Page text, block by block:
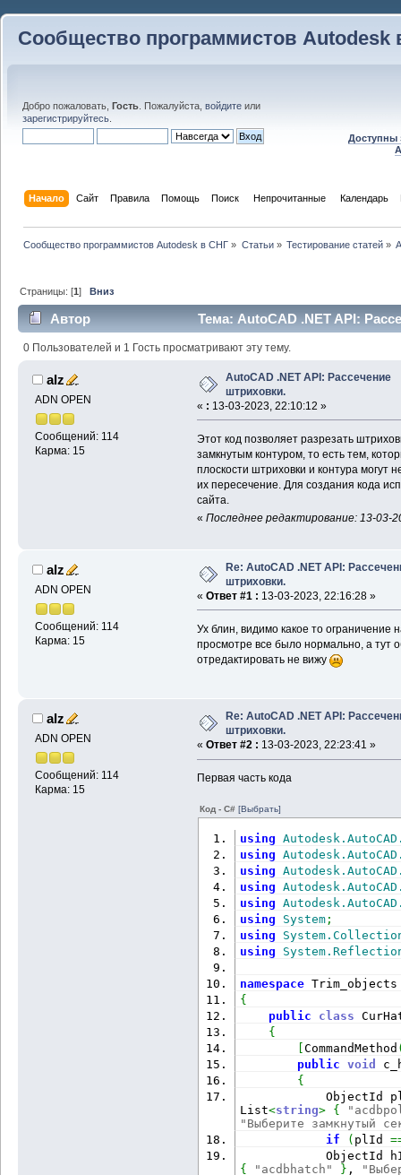
Сообщество программистов Autodesk
Добро пожаловать, Гость . Пожалуйста, войдите или
зарегистрируйтесь
Доступны
Начало Сайт Правила Помощь Поиск Непрочитанные Календарь
Сообщество программистов Autodesk в СНГ » Статьи» Тестирование статей»
Страницы: [1]Вниз
Автор
Тема: AutoCAD .NET API:
раз)
0 Пользователей и 1 Гость просматривают эту тему.
alz
ADN OPEN
Сообщений: 114
Карма: 15
AutoCAD .NET API: Рассечение
штриховки.
« : 13-03-2023, 22:10:12 »
Этот код позволяет разрезать
замкнутым контуром, то есть тем,
плоскости штриховки и контура могут
их пересечение. Для создания кода
сайта.
« Последнее редактирование: 13-03-
alz
ADN OPEN
Сообщений: 114
Карма: 15
Re: AutoCAD .NET API:
штриховки.
« Ответ #1 : 13-03-2023, 22:16:28 »
Ух блин, видимо какое то
просмотре все было нормально, а тут
отредактировать не вижу
alz
ADN OPEN
Сообщений: 114
Карма: 15
Re: AutoCAD .NET API:
штриховки.
« Ответ #2 : 13-03-2023, 22:23:41 »
Первая часть кода
Код - C# [Выбрать]
using
using
using
using
using
using
System ;
using
using
namespace Trim_objects
{
public
class
{
[CommandMethod
public
void
{
ObjectId
List<string> {
"Выберите замкнутый
if
( plId
ObjectId
{
"acdbhatch" } ,